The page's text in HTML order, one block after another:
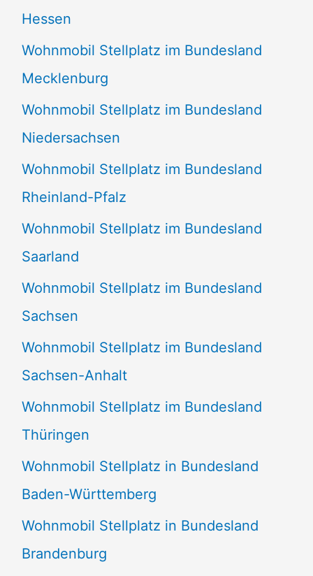
Hessen
Wohnmobil Stellplatz im Bundesland
Mecklenburg
Wohnmobil Stellplatz im Bundesland
Niedersachsen
Wohnmobil Stellplatz im Bundesland
Rheinland-Pfalz
Wohnmobil Stellplatz im Bundesland
Saarland
Wohnmobil Stellplatz im Bundesland
Sachsen
Wohnmobil Stellplatz im Bundesland
Sachsen-Anhalt
Wohnmobil Stellplatz im Bundesland
Thüringen
Wohnmobil Stellplatz in Bundesland
Baden-Württemberg
Wohnmobil Stellplatz in Bundesland
Brandenburg